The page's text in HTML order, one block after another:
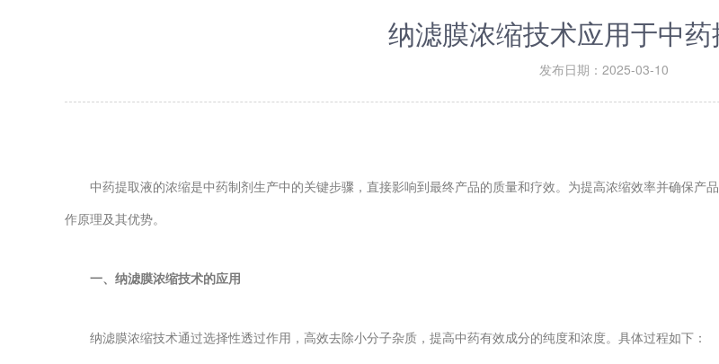
纳滤膜浓缩技术应用于中
发布日期：2025-03-10
中药提取液的浓缩是中药制剂生产中的关键步骤，直接影响到最终产品的质量和疗效。为提高浓缩效率并确保产
作原理及其优势。
一、纳滤膜浓缩技术的应用
纳滤膜浓缩技术通过选择性透过作用，高效去除小分子杂质，提高中药有效成分的纯度和浓度。具体过程如下：